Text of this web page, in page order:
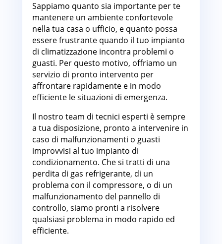
Sappiamo quanto sia importante per te
mantenere un ambiente confortevole
nella tua casa o ufficio, e quanto possa
essere frustrante quando il tuo impianto
di climatizzazione incontra problemi o
guasti. Per questo motivo, offriamo un
servizio di pronto intervento per
affrontare rapidamente e in modo
efficiente le situazioni di emergenza.
Il nostro team di tecnici esperti è sempre
a tua disposizione, pronto a intervenire in
caso di malfunzionamenti o guasti
improvvisi al tuo impianto di
condizionamento. Che si tratti di una
perdita di gas refrigerante, di un
problema con il compressore, o di un
malfunzionamento del pannello di
controllo, siamo pronti a risolvere
qualsiasi problema in modo rapido ed
efficiente.